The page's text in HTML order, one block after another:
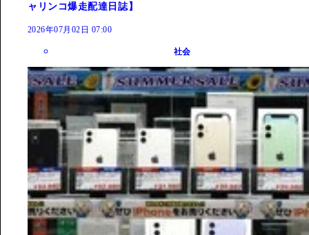
ャリンコ爆走配達日誌】
2026年07月02日 07:00
社会